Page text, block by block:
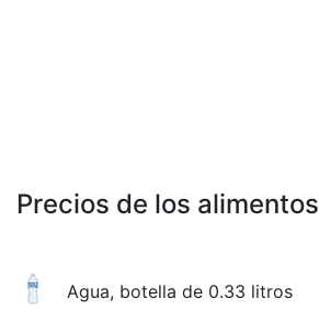
Precios de los alimentos
Agua, botella de 0.33 litros